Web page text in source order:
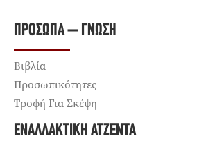
ΠΡΌΣΩΠΑ – ΓΝΏΣΗ
Βιβλία
Προσωπικότητες
Τροφή Για Σκέψη
ΕΝΑΛΛΑΚΤΙΚΉ ΑΤΖΈΝΤΑ